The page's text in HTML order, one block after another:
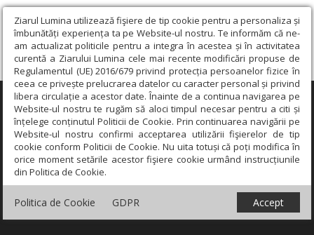
Ziarul Lumina utilizează fişiere de tip cookie pentru a personaliza și
îmbunătăți experiența ta pe Website-ul nostru. Te informăm că ne-
am actualizat politicile pentru a integra în acestea și în activitatea
curentă a Ziarului Lumina cele mai recente modificări propuse de
Regulamentul (UE) 2016/679 privind protecția persoanelor fizice în
ceea ce privește prelucrarea datelor cu caracter personal și privind
libera circulație a acestor date. Înainte de a continua navigarea pe
Website-ul nostru te rugăm să aloci timpul necesar pentru a citi și
înțelege conținutul Politicii de Cookie. Prin continuarea navigării pe
Website-ul nostru confirmi acceptarea utilizării fişierelor de tip
cookie conform Politicii de Cookie. Nu uita totuși că poți modifica în
orice moment setările acestor fişiere cookie urmând instrucțiunile
din Politica de Cookie.
Politica de Cookie GDPR Accept
×